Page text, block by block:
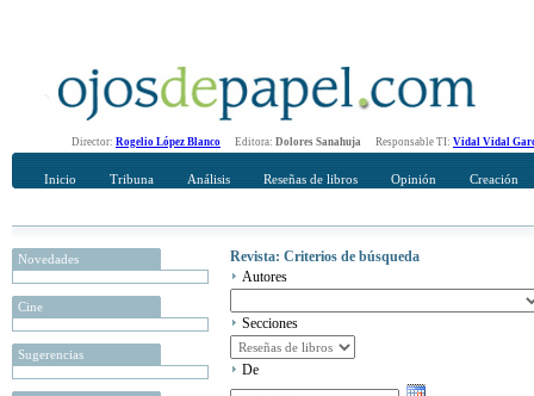
Director: Rogelio López Blanco Editora: Dolores Sanahuja Responsable TI: Vidal Vidal
Inicio Tribuna Análisis Reseñas de libros Opinión Creación
Novedades
Cine
Sugerencias
Revista: Criterios de búsqueda
Autores
Secciones
De